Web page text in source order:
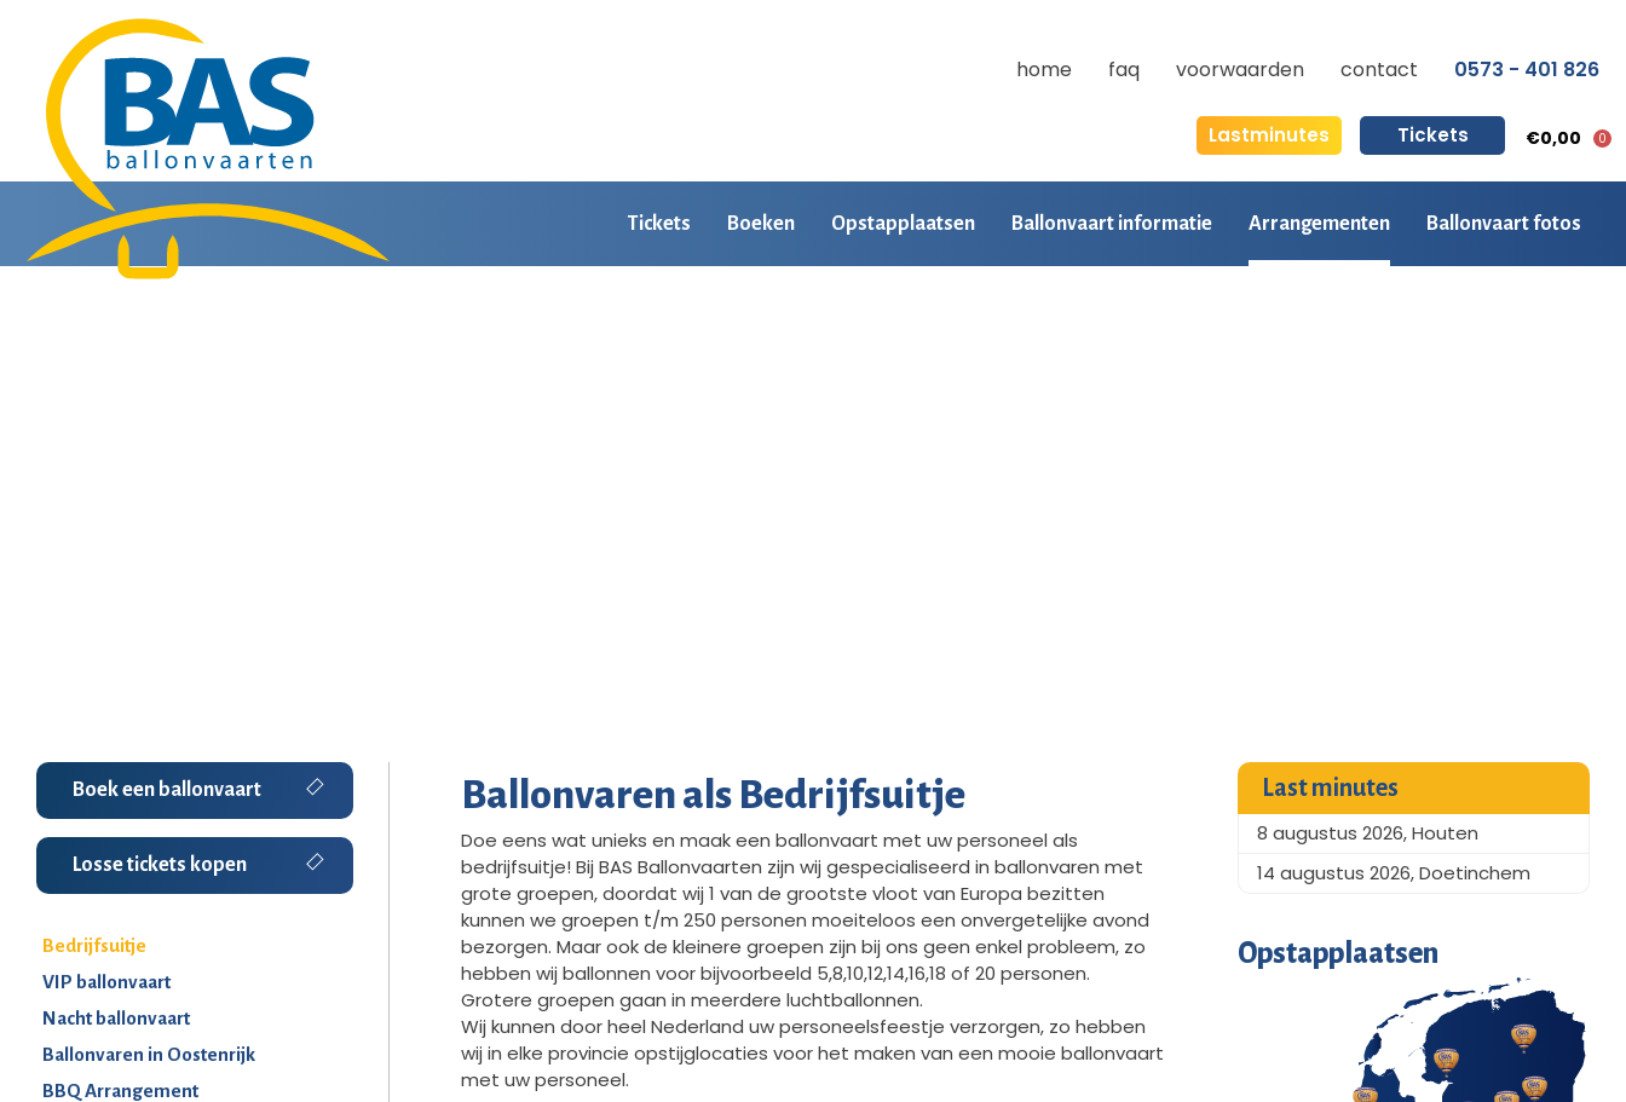
home faq voorwaarden contact 0573 - 401 826
Lastminutes Tickets €0,00 0
Tickets Boeken Opstapplaatsen Ballonvaart informatie Arrangementen Ballonvaart fotos
Boek een ballonvaart
Losse tickets kopen
Bedrijfsuitje
VIP ballonvaart
Nacht ballonvaart
Ballonvaren in Oostenrijk
BBQ Arrangement
Ballonvaren als Bedrijfsuitje
Doe eens wat unieks en maak een ballonvaart met uw personeel als
bedrijfsuitje! Bij BAS Ballonvaarten zijn wij gespecialiseerd in ballonvaren met
grote groepen, doordat wij 1 van de grootste vloot van Europa bezitten
kunnen we groepen t/m 250 personen moeiteloos een onvergetelijke avond
bezorgen. Maar ook de kleinere groepen zijn bij ons geen enkel probleem, zo
hebben wij ballonnen voor bijvoorbeeld 5,8,10,12,14,16,18 of 20 personen.
Grotere groepen gaan in meerdere luchtballonnen.
Wij kunnen door heel Nederland uw personeelsfeestje verzorgen, zo hebben
wij in elke provincie opstijglocaties voor het maken van een mooie ballonvaart
met uw personeel.
Last minutes
8 augustus 2026, Houten
14 augustus 2026, Doetinchem
Opstapplaatsen